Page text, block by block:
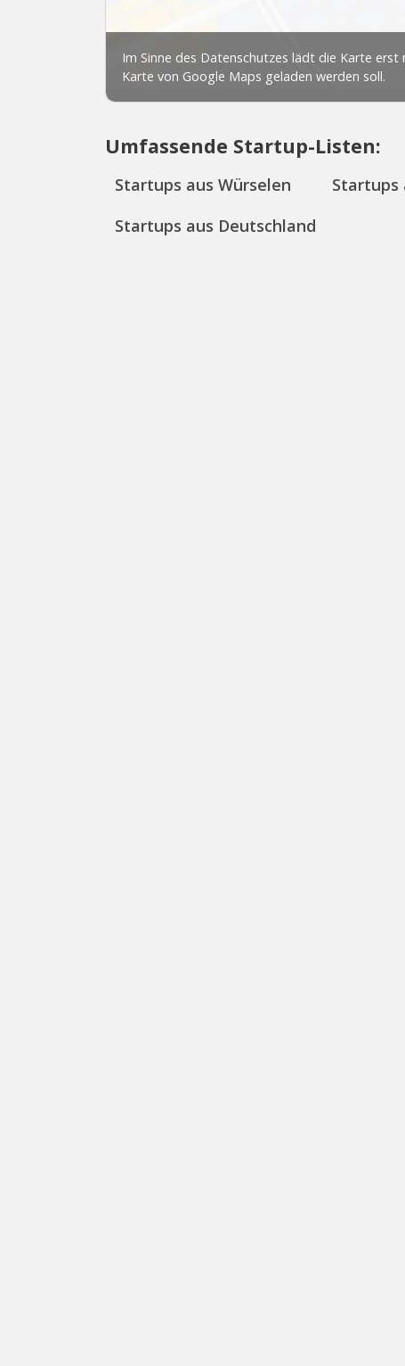
Umfassende Startup-Listen:
Startups aus Würselen
Startups
Startups aus Deutschland